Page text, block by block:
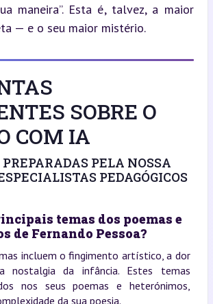
maneira”. Esta é, talvez, a maior
— e o seu maior mistério.
SOBRE O
COM IA
PREPARADAS PELA NOSSA
PEDAGÓGICOS
temas dos poemas e
de Fernando Pessoa?
incluem o fingimento artístico, a dor
nostalgia da infância. Estes temas
nos seus poemas e heterónimos,
da sua poesia.